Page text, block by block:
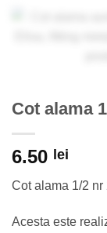
Cot alama
6.50 lei
Cot alama 1/2 nr
Acesta este